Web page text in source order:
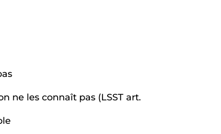
ne les connaît pas (LSST art.